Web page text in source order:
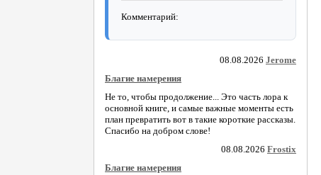
Комментарий:
08.08.2026 Jerome
Благие намерения
Не то, чтобы продолжение... Это часть лора к
основной книге, и самые важные моменты есть
план превратить вот в такие короткие рассказы.
Спасибо на добром слове!
08.08.2026 Frostix
Благие намерения